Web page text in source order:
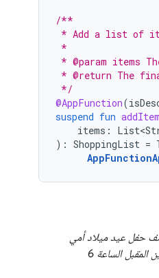
/**
* Add a list of
*
* @param items
* @return The
*/
@AppFunction(
suspend fun
items :
): ShoppingList =
حفل عيد ميلاد أمي
إلى تقويمي ليوم الاثنين المقبل الساعة 6